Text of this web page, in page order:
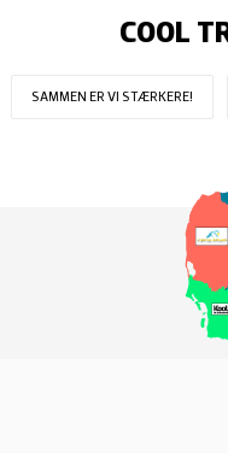
COOL
SAMMEN ER VI STÆRKERE!